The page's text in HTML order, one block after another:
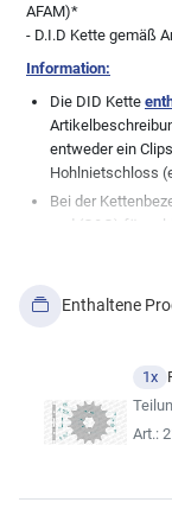
AFAM)*
- D.I.D Kette gemäß
Information:
Die DID Kette
entweder ein
Hohlnietschloss
Bei der
und (G&G) für
Normale,
Wichtige Info in
Datenblättern
die absolute
vielen
Änderungen
Enthaltene
1x
Art.: